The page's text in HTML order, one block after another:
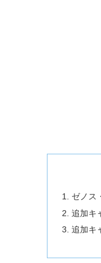
ゼノス
追加キ
追加キ